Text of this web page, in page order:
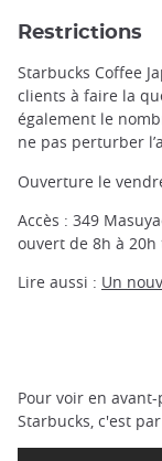
Restrictions
Starbucks Coffee
clients à faire la
également le
ne pas perturber
Ouverture le
Accès : 349
ouvert de 8h à 20h
Lire aussi : Un
Pour voir en
Starbucks, c'est